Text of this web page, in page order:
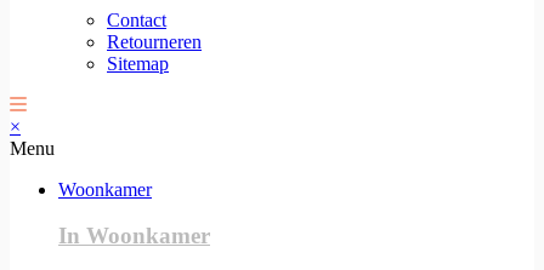
Contact
Retourneren
Sitemap
×
Menu
Woonkamer
In Woonkamer